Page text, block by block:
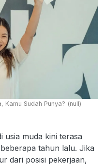
Sudah Punya? (null)
usia muda kini terasa
tahun lalu. Jika
dari posisi pekerjaan,